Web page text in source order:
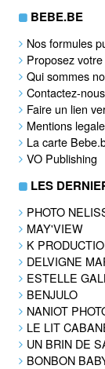
BEBE.BE
Nos formules
Proposez
Qui sommes
Contactez-nous
Faire un lien
Mentions
La carte
VO Publishing
LES
PHOTO
MAY'VIEW
K
DELVIGNE
ESTELLE
BENJULO
NANIOT
LE LIT
UN BRIN DE
BONBON